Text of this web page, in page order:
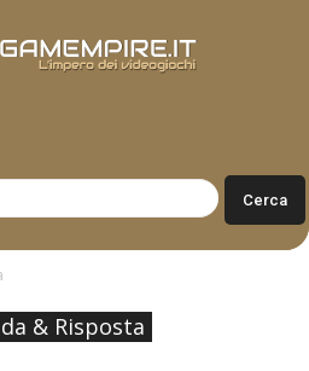
& Risposta